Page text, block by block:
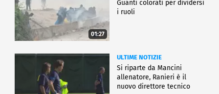
01:27
Guanti colorati per dividersi
i ruoli
ULTIME NOTIZIE
Si riparte da Mancini
allenatore, Ranieri è il
nuovo direttore tecnico